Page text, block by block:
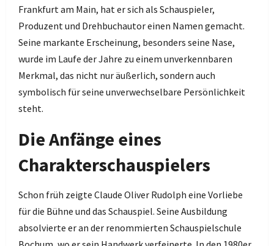
Frankfurt am Main, hat er sich als Schauspieler,
Produzent und Drehbuchautor einen Namen gemacht.
Seine markante Erscheinung, besonders seine Nase,
wurde im Laufe der Jahre zu einem unverkennbaren
Merkmal, das nicht nur äußerlich, sondern auch
symbolisch für seine unverwechselbare Persönlichkeit
steht.
Die Anfänge eines
Charakterschauspielers
Schon früh zeigte Claude Oliver Rudolph eine Vorliebe
für die Bühne und das Schauspiel. Seine Ausbildung
absolvierte er an der renommierten Schauspielschule